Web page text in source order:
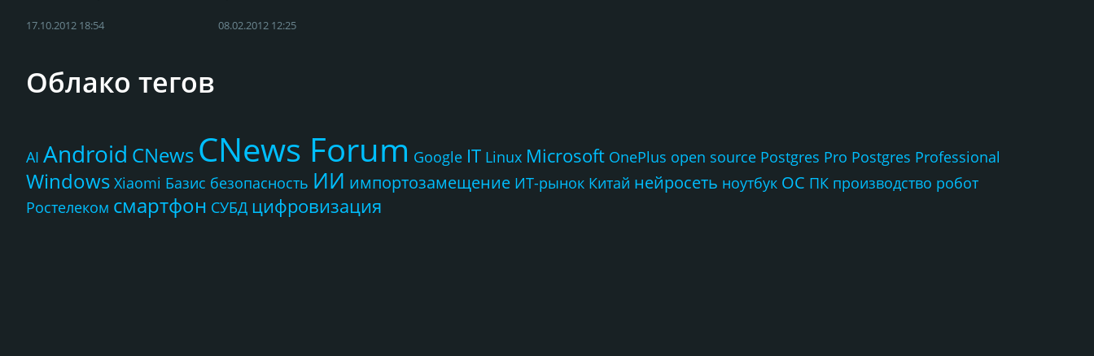
17.10.2012 18:54 08.02.2012 12:25
Облако тегов
AI Android CNews CNews Forum Google IT Linux Microsoft OnePlus open source Postgres Pro Postgres Professional
Windows Xiaomi Базис безопасность ИИ импортозамещение ИТ-рынок Китай нейросеть ноутбук ОС ПК производство робот
Ростелеком смартфон СУБД цифровизация